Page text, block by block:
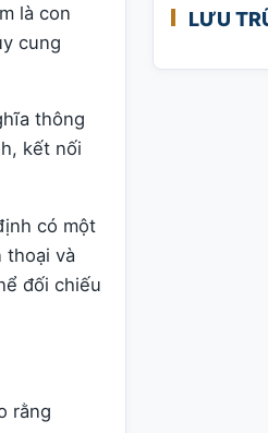
là con
cung
thông
kết nối
có một
thoại và
đối chiếu
rằng
LƯU